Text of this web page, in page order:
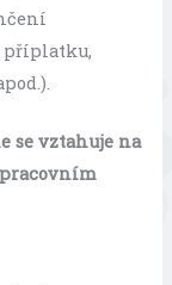
příplatku,
se vztahuje na